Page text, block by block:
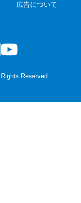
広告について
Reserved.